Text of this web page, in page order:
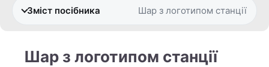
Зміст посібника Шар з логотипом станції
Шар з логотипом станції